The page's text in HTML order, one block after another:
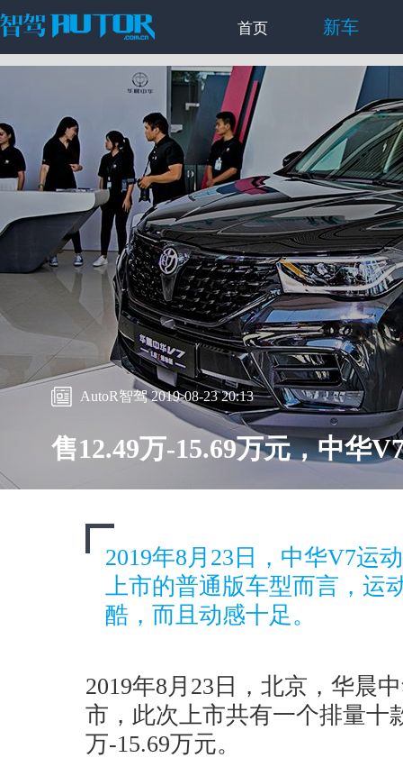
首页 新车
AutoR智驾 2019-08-23 20:13
售12.49万-15.69万元，中华
2019年8月23日，中华V7运
上市的普通版车型而言，运
酷，而且动感十足。
2019年8月23日，北京，华晨
市，此次上市共有一个排量十
万-15.69万元。